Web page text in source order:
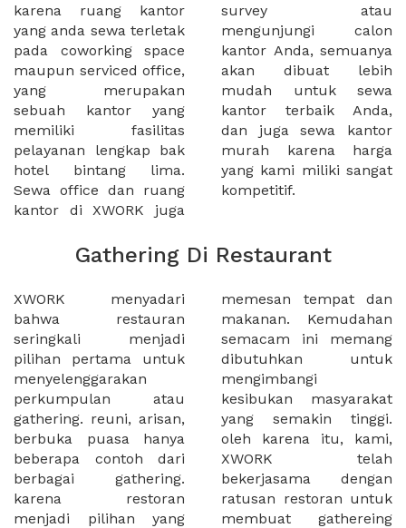
karena ruang kantor
yang anda sewa terletak
pada coworking space
maupun serviced office,
yang merupakan
sebuah kantor yang
memiliki fasilitas
pelayanan lengkap bak
hotel bintang lima.
Sewa office dan ruang
kantor di XWORK juga
survey atau
mengunjungi calon
kantor Anda, semuanya
akan dibuat lebih
mudah untuk sewa
kantor terbaik Anda,
dan juga sewa kantor
murah karena harga
yang kami miliki sangat
kompetitif.
Gathering Di Restaurant
XWORK menyadari
bahwa restauran
seringkali menjadi
pilihan pertama untuk
menyelenggarakan
perkumpulan atau
gathering. reuni, arisan,
berbuka puasa hanya
beberapa contoh dari
berbagai gathering.
karena restoran
menjadi pilihan yang
memesan tempat dan
makanan. Kemudahan
semacam ini memang
dibutuhkan untuk
mengimbangi
kesibukan masyarakat
yang semakin tinggi.
oleh karena itu, kami,
XWORK telah
bekerjasama dengan
ratusan restoran untuk
membuat gathereing